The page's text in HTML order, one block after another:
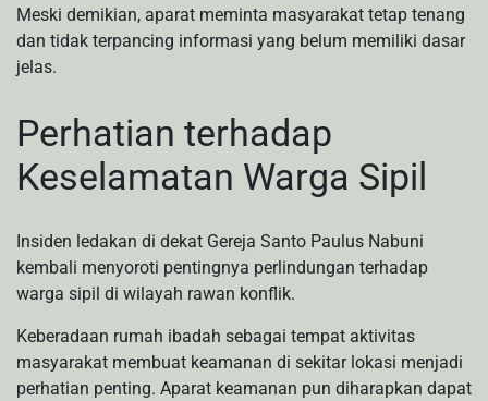
Meski demikian, aparat meminta masyarakat tetap tenang
dan tidak terpancing informasi yang belum memiliki dasar
jelas.
Perhatian terhadap
Keselamatan Warga Sipil
Insiden ledakan di dekat Gereja Santo Paulus Nabuni
kembali menyoroti pentingnya perlindungan terhadap
warga sipil di wilayah rawan konflik.
Keberadaan rumah ibadah sebagai tempat aktivitas
masyarakat membuat keamanan di sekitar lokasi menjadi
perhatian penting. Aparat keamanan pun diharapkan dapat